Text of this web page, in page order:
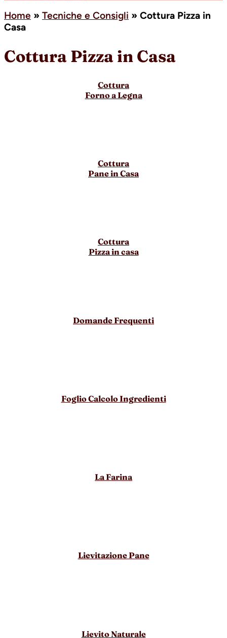
Home » Tecniche e Consigli » Cottura Pizza in
Casa
Cottura Pizza in Casa
Cottura
Forno a Legna
Cottura
Pane in Casa
Cottura
Pizza in casa
Domande Frequenti
Foglio Calcolo Ingredienti
La Farina
Lievitazione Pane
Lievito Naturale